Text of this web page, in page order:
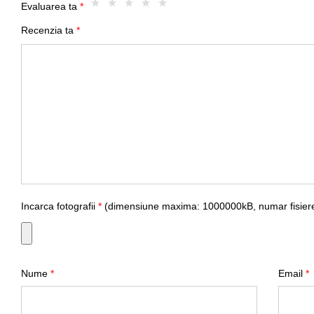
Evaluarea ta *
Recenzia ta *
Incarca fotografii * (dimensiune maxima: 1000000kB, numar
Nume * Email *